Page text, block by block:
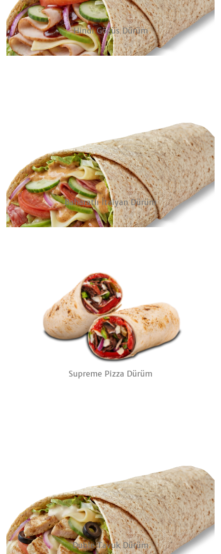
Hindi Göğüs Dürüm
Baharatlı İtalyan Dürüm
Supreme Pizza Dürüm
Duble Tavuk Dürüm